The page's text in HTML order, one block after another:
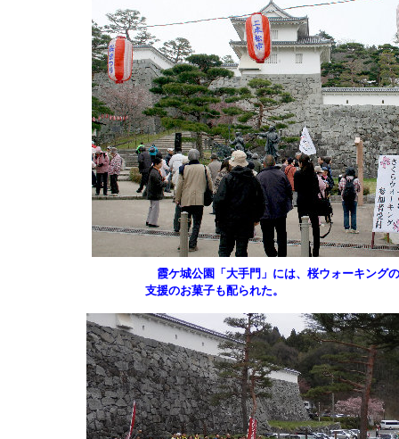
霞ケ城公園「大手門」には、桜ウォーキング
支援のお菓子も配られた。